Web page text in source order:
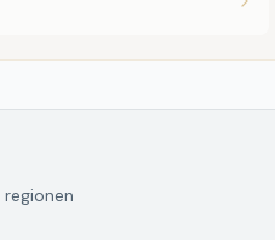
regionen